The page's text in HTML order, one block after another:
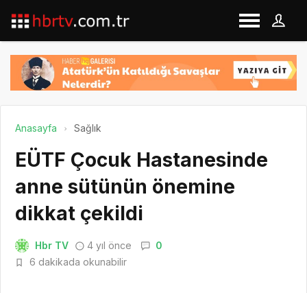
Anasayfa Sağlık
EÜTF Çocuk Hastanesinde
anne sütünün önemine
dikkat çekildi
Hbr TV 4 yıl önce
0
6 dakikada okunabilir